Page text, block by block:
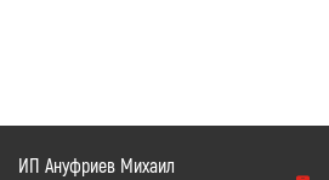
ИП Ануфриев Михаил